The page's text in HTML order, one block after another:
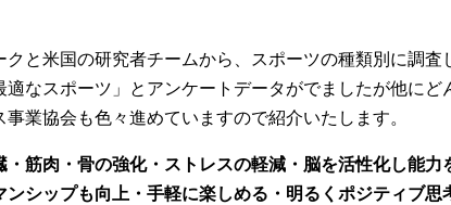
クと米国の研究者チームから、スポーツの種類別に調査
適なスポーツ」とアンケートデータがでましたが他にど
業協会も色々進めていますので紹介いたします。
・筋肉・骨の強化・ストレスの軽減・脳を活性化し能力
ンシップも向上・手軽に楽しめる・明るくポジティブ思